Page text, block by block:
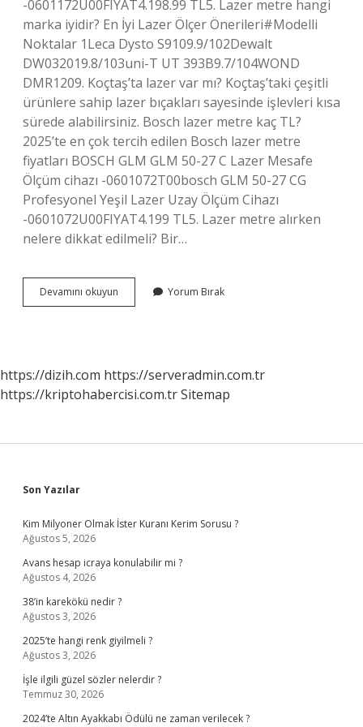
-0601172U00FIYAT4.198.99 TL5. Lazer metre hangi
marka iyidir? En İyi Lazer Ölçer Önerileri#Modelli
Noktalar 1Leca Dysto S9109.9/102Dewalt
DW032019.8/103uni-T UT 393B9.7/104WOND
DMR1209. Koçtaş’ta lazer var mı? Koçtaş’taki çeşitli
ürünlere sahip lazer bıçakları sayesinde işlevleri kısa
sürede alabilirsiniz. Bosch lazer metre kaç TL?
2025’te en çok tercih edilen Bosch lazer metre
fiyatları BOSCH GLM GLM 50-27 C Lazer Mesafe
Ölçüm cihazı -0601072T00bosch GLM 50-27 CG
Profesyonel Yeşil Lazer Uzay Ölçüm Cihazı
-0601072U00FIYAT4.199 TL5. Lazer metre alırken
nelere dikkat edilmeli? Bir…
Devamını okuyun
Metre
Yorum Bırak
https://dizih.com https://serveradmin.com.tr
https://kriptohabercisi.com.trSitemap
Sidebar
Son Yazılar
Kim Milyoner Olmak İster Kuranı Kerim Sorusu ?
Ağustos 5, 2026
Avans hesap icraya konulabilir mi ?
Ağustos 4, 2026
38’in karekökü nedir ?
Ağustos 3, 2026
2025’te hangi renk giyilmeli ?
Ağustos 3, 2026
İşle ilgili güzel sözler nelerdir ?
Temmuz 30, 2026
2024’te Altın Ayakkabı Ödülü ne zaman verilecek ?